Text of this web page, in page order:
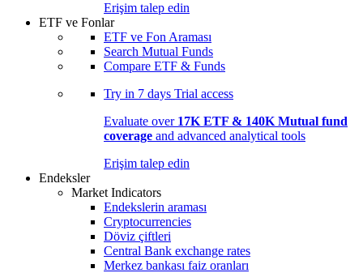
Erişim talep edin
ETF ve Fonlar
ETF ve Fon Araması
Search Mutual Funds
Compare ETF & Funds
Try in 7 days Trial access
Evaluate over 17K ETF & 140K Mutual fund
coverage and advanced analytical tools
Erişim talep edin
Endeksler
Market Indicators
Endekslerin araması
Cryptocurrencies
Döviz çiftleri
Central Bank exchange rates
Merkez bankası faiz oranları